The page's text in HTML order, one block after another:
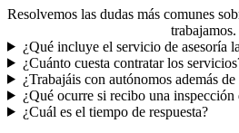
Resolvemos las dudas más comunes
trabajamos.
¿Qué incluye el servicio de asesoría
¿Cuánto cuesta contratar los
¿Trabajáis con autónomos además de
¿Qué ocurre si recibo una inspección
¿Cuál es el tiempo de respuesta?